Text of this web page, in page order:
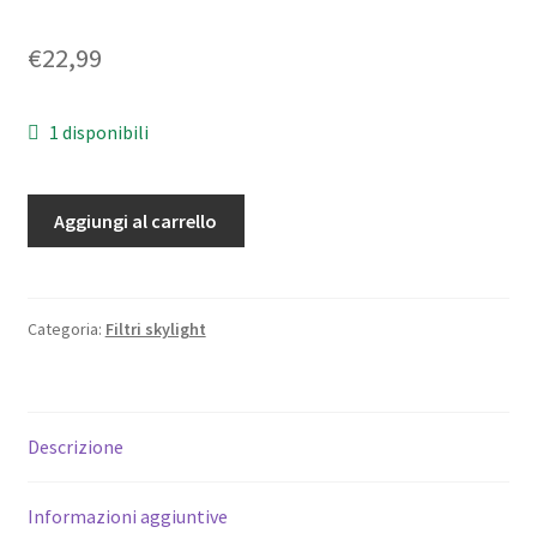
€22,99
1 disponibili
Filtro
6
*NUOVO*.
Aggiungi al carrello
Categoria: Filtri skylight
Descrizione
Informazioni aggiuntive